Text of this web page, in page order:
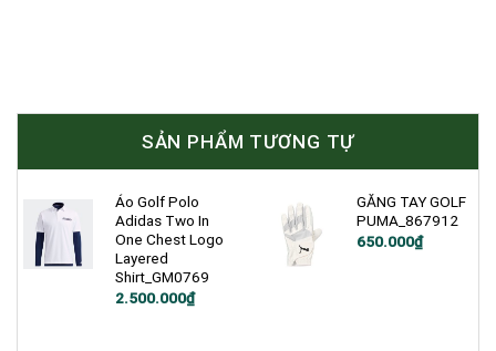
SẢN PHẨM TƯƠNG TỰ
Áo Golf Polo
Adidas Two In
One Chest Logo
Layered
Shirt_GM0769
2.500.000₫
GĂNG TAY GOLF
PUMA_867912
650.000₫